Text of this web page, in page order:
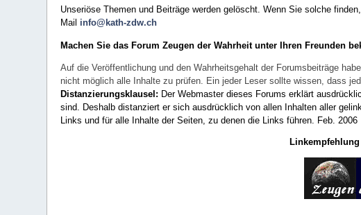
Unseriöse Themen und Beiträge werden gelöscht. Wenn Sie solche
Mail info@kath-zdw.ch
Machen Sie das Forum Zeugen der Wahrheit unter Ihren Freunden
Auf die Veröffentlichung und den Wahrheitsgehalt der Forumsbeiträge
nicht möglich alle Inhalte zu prüfen. Ein jeder Leser sollte wissen, dass
Distanzierungsklausel: Der Webmaster dieses Forums erklärt
sind. Deshalb distanziert er sich ausdrücklich von allen Inhalten aller
Links und für alle Inhalte der Seiten, zu denen die Links führen. Feb. 2006